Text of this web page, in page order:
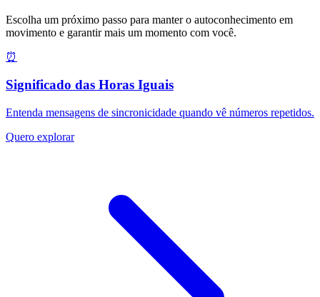
Escolha um próximo passo para manter o autoconhecimento em
movimento e garantir mais um momento com você.
⏰
Significado das Horas Iguais
Entenda mensagens de sincronicidade quando vê números repetidos.
Quero explorar